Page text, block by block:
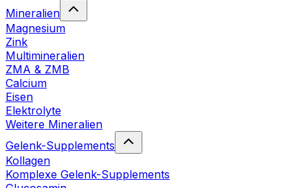
Mineralien
Magnesium
Zink
Multimineralien
ZMA & ZMB
Calcium
Eisen
Elektrolyte
Weitere Mineralien
Gelenk-Supplements
Kollagen
Komplexe Gelenk-Supplements